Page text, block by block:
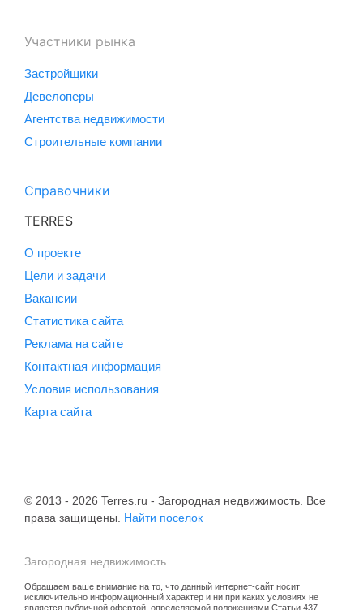
Участники рынка
Застройщики
Девелоперы
Агентства недвижимости
Строительные компании
Справочники
TERRES
О проекте
Цели и задачи
Вакансии
Статистика сайта
Реклама на сайте
Контактная информация
Условия использования
Карта сайта
© 2013 - 2026 Terres.ru - Загородная недвижимость. Все
права защищены. Найти поселок
Загородная недвижимость
Обращаем ваше внимание на то, что данный интернет-сайт носит
исключительно информационный характер и ни при каких условиях не
является публичной офертой, определяемой положениями Статьи 437